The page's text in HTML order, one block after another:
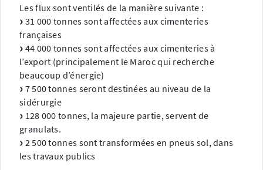
Les flux sont ventilés de la manière suivante :
31 000 tonnes sont affectées aux cimenteries
françaises
44 000 tonnes sont affectées aux cimenteries à
l’export (principalement le Maroc qui recherche
beaucoup d’énergie)
7 500 tonnes seront destinées au niveau de la
sidérurgie
128 000 tonnes, la majeure partie, servent de
granulats.
2 500 tonnes sont transformées en pneus sol, dans
les travaux publics